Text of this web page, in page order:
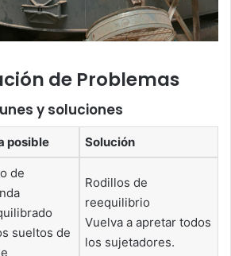
de Problemas
y soluciones
posible Solución
de
sueltos de
Rodillos de
reequilibrio
Vuelva a apretar todos
los sujetadores.